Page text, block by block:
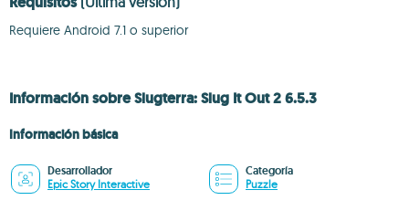
Requiere Android 7.1 o superior
Información sobre Slugterra: Slug It Out 2 6.5.3
Información básica
Desarrollador
Epic Story Interactive
Categoría
Puzzle